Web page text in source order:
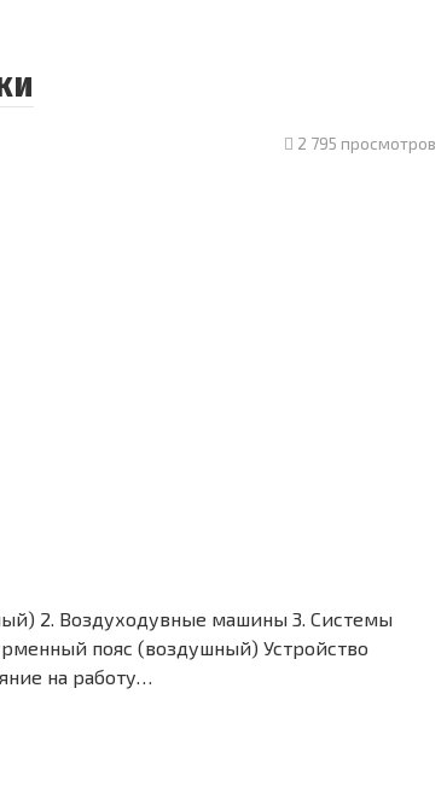
2 795 просмотров
2. Воздуходувные машины 3. Системы
пояс (воздушный) Устройство
на работу…